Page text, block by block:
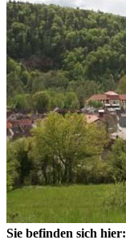
Sie befinden sich hier: